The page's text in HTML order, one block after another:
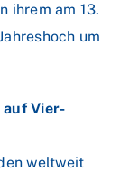
ihrem am 13.
um
auf Vier-
weltweit